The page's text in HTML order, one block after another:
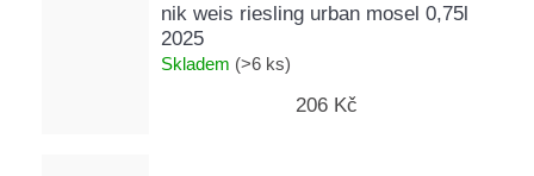
nik weis riesling urban mosel 0,75l
2025
Skladem (>6 ks)
206 Kč